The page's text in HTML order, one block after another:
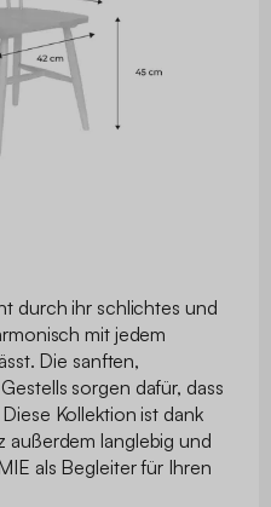
durch ihr schlichtes und
mit jedem
Die sanften,
sorgen dafür, dass
Kollektion ist dank
außerdem langlebig und
als Begleiter für Ihren